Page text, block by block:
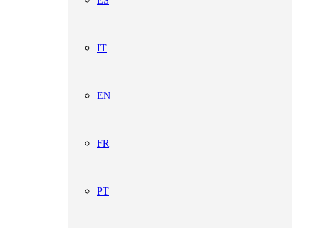
IT
EN
FR
PT